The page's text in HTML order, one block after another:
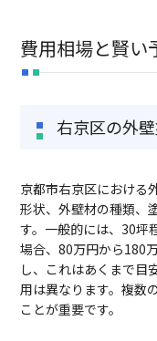
費用相場と賢い
右京区の外
京都市右京区における
形状、外壁材の種類、
す。一般的には、30坪
場合、80万円から180
し、これはあくまで目
用は異なります。複数
ことが重要です。